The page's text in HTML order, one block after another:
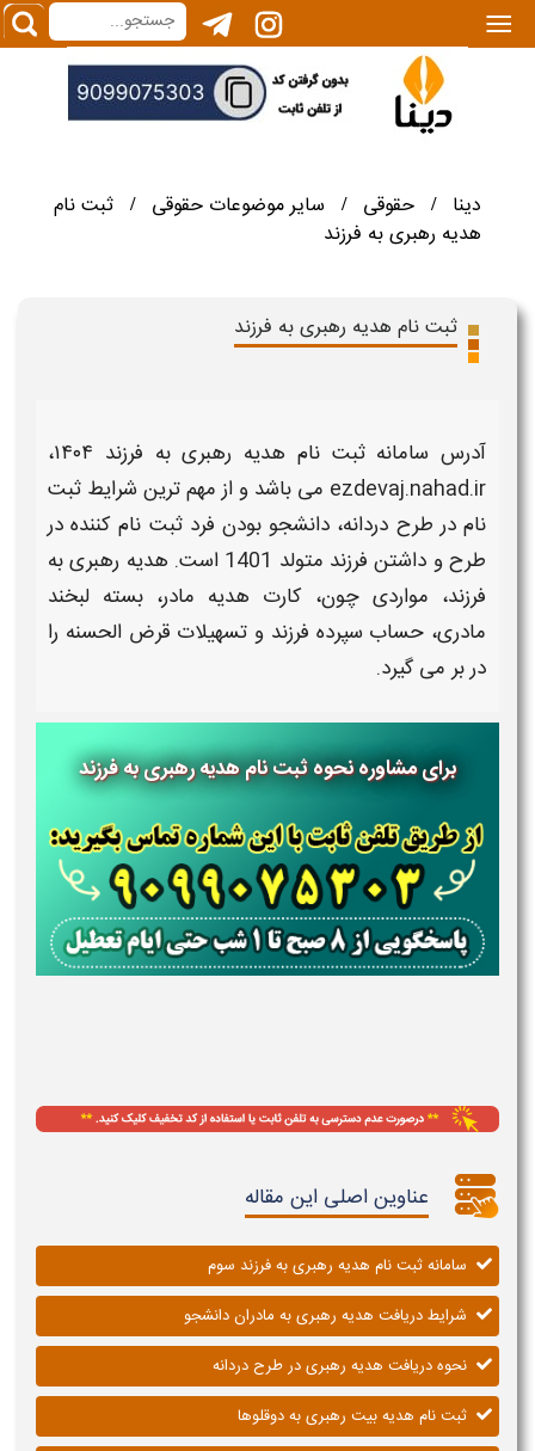
|||
دینا / حقوقی / سایر موضوعات حقوقی /
ثبت نام
هدیه رهبری به فرزند
ثبت نام هدیه رهبری به فرزند
آدرس سامانه ثبت نام هدیه رهبری به فرزند ۱۴۰۴،
ezdevaj.nahad.ir می باشد و از مهم ترین شرایط
ثبت
نام در طرح دردانه، دانشجو بودن فردثبت نام کننده در
طرحو داشتن فرزند متولد
هدیه رهبری به
فرزند، مواردی چون، کارت هدیه مادر، بسته لبخند
مادری، حساب سپرده فرزند و تسهیلات قرض الحسنه را
در بر می گیرد.
برای مشاوره نحوه ثبت نام هدیه رهبری به فرزند
عناوین اصلی این مقاله
سامانه ثبت نام هدیه رهبری به فرزند سوم
شرایط دریافت هدیه رهبری به مادران دانشجو
نحوه دریافت هدیه رهبری در طرح دردانه
ثبت نام هدیه بیت رهبری به دوقلوها